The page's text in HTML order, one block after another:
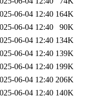
06-04 12:40 164K
06-04 12:40
90K
06-04 12:40 134K
06-04 12:40 139K
06-04 12:40 199K
06-04 12:40 206K
06-04 12:40 140K